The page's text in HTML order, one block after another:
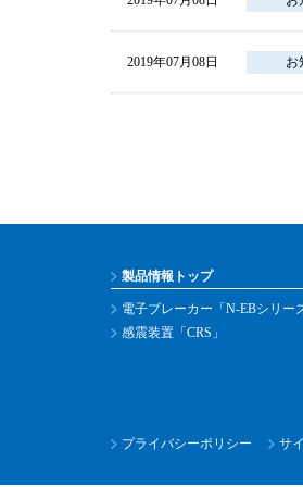
2019年07月08日 お
製品情報トップ
電子ブレーカー「N-EBシリー
感震装置「CRS」
プライバシーポリシー サ